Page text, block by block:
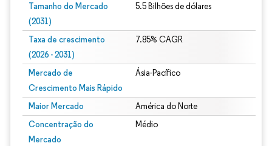
Tamanho do Mercado
(2031)
5.5 Bilhões de dólares
Taxa de crescimento
(2026 - 2031)
7.85% CAGR
Mercado de
Crescimento Mais Rápido
Ásia-Pacífico
Maior Mercado América do Norte
Concentração do
Mercado
Médio